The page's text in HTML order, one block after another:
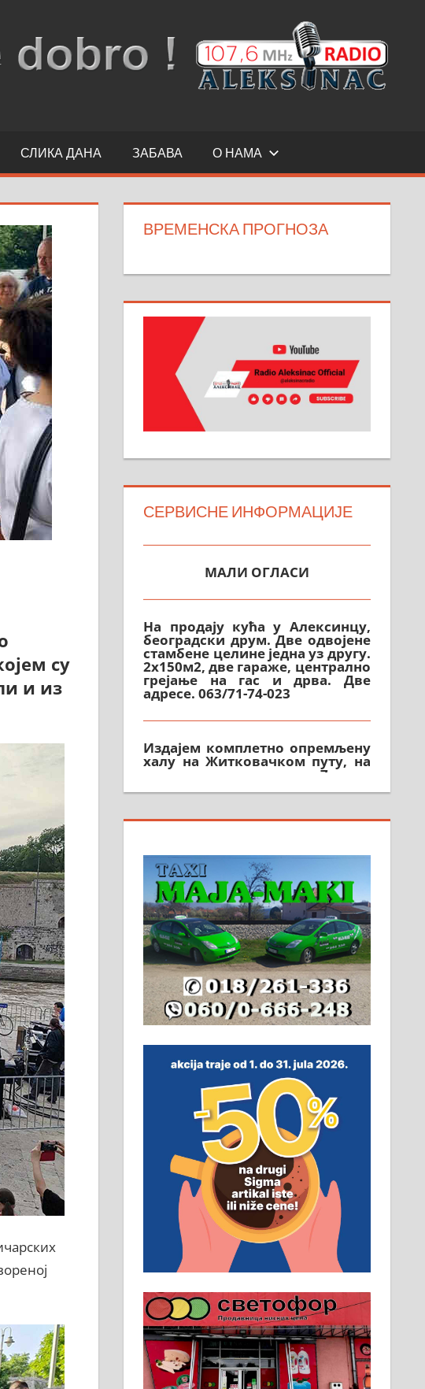
СЛИКА ДАНА ЗАБАВА О НАМА
су
и из
ВРЕМЕНСКА ПРОГНОЗА
СЕРВИСНЕ ИНФОРМАЦИЈЕ
МАЛИ ОГЛАСИ
На продају кућа у Алексинцу,
стамбене целине једна уз другу.
2х150м2, две гараже, централно
грејање на гас и дрва. Две
адресе. 063/71-74-023
Издајем комплетно опремљену
плацу површине око 7 ари.
064/321-80-51; 063/102-35-25
незавршена кућа површине 160
Зеленом виру у Алексинцу.
Могућа замена. 064/21-63-584
ПОСЛОВНИ ОГЛАСИ
Рудник и флотација Рудник
д.о.о. Рудник запошљава 20
помоћника рудара. Услови:
Основна школа, пожељно
радно искуство на истим и
сличним пословима, али не и
смештај, превоз, исхрана.
032/57-41-122 – локал 22
Пружам услуге завршних
радова у грађевини,
хидроизолације и молерских
радова. 061/25-28-058
Ало таксију потребан возач са Б
категоријом. 064/02-85-511
Потребна два радника за рад на
стоваришту „Липа промет” у
Алексинцу. За више
информација доћи лично на
стовариште у улици Максима
Горког 26 сваког радног дана од
8 до 15 часова. 063/465-045